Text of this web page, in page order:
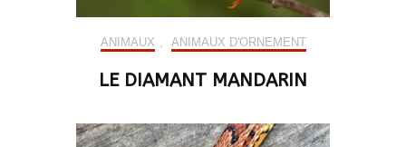
ANIMAUX , ANIMAUX D'ORNEMENT
LE DIAMANT MANDARIN